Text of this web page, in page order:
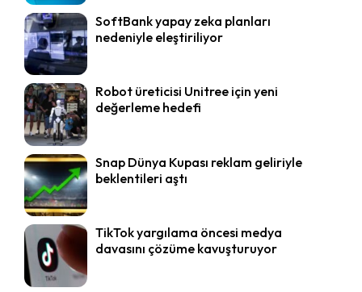
SoftBank yapay zeka planları
nedeniyle eleştiriliyor
Robot üreticisi Unitree için yeni
değerleme hedefi
Snap Dünya Kupası reklam geliriyle
beklentileri aştı
TikTok yargılama öncesi medya
davasını çözüme kavuşturuyor